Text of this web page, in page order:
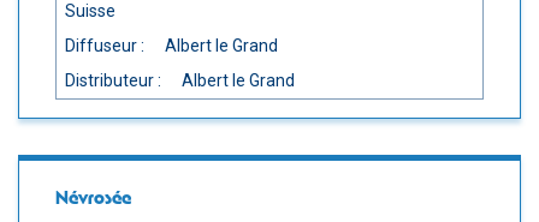
Suisse
Diffuseur :
Albert le Grand
Distributeur :
Albert le Grand
Névrosée